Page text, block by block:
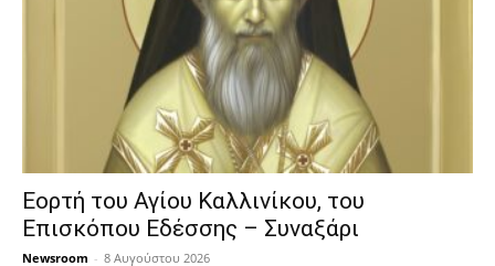
Εορτή του Αγίου Καλλινίκου, του
Επισκόπου Εδέσσης – Συναξάρι
Newsroom - 8 Αυγούστου 2026